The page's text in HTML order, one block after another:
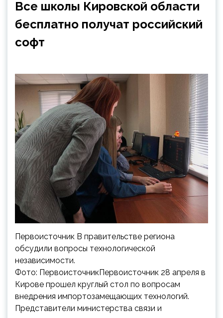
Все школы Кировской области
бесплатно получат российский
софт
Первоисточник В правительстве региона
обсудили вопросы технологической
независимости.
Фото: ПервоисточникПервоисточник 28 апреля в
Кирове прошел круглый стол по вопросам
внедрения импортозамещающих технологий.
Представители министерства связи и